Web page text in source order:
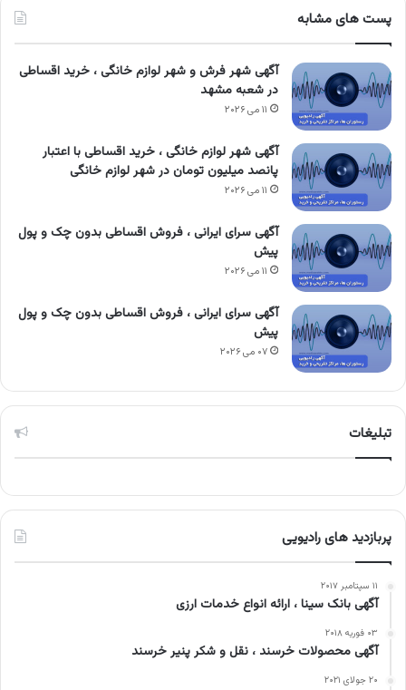
پست های مشابه
آگهی شهر فرش و شهر لوازم خانگی ، خرید اقساطی
در شعبه مشهد
۱۱ می ۲۰۲۶
آگهی شهر لوازم خانگی ، خرید اقساطی با اعتبار
پانصد میلیون تومان در شهر لوازم خانگی
۱۱ می ۲۰۲۶
آگهی سرای ایرانی ، فروش اقساطی بدون چک و پول
پیش
۱۱ می ۲۰۲۶
آگهی سرای ایرانی ، فروش اقساطی بدون چک و پول
پیش
۰۷ می ۲۰۲۶
تبلیغات
پربازدید های رادیویی
۱۱ سپتامبر ۲۰۱۷
آگهی بانک سینا ، ارائه انواع خدمات ارزی
۰۳ فوریه ۲۰۱۸
آگهی محصولات خرسند ، نقل و شکر پنیر خرسند
۲۰ جولای ۲۰۲۱